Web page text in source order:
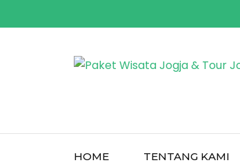
to
HOME TENTANG KAMI